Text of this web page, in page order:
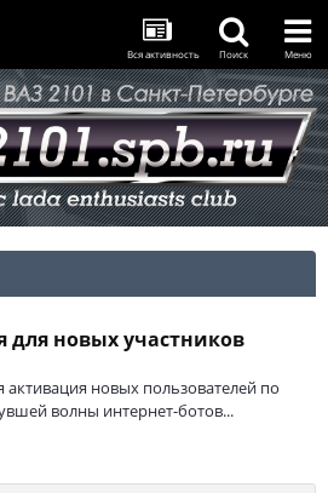
Вся активность Поиск Меню
новых участников
новых пользователей по
волны интернет-ботов...